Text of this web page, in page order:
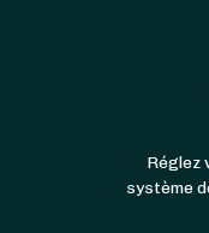
Réglez
système